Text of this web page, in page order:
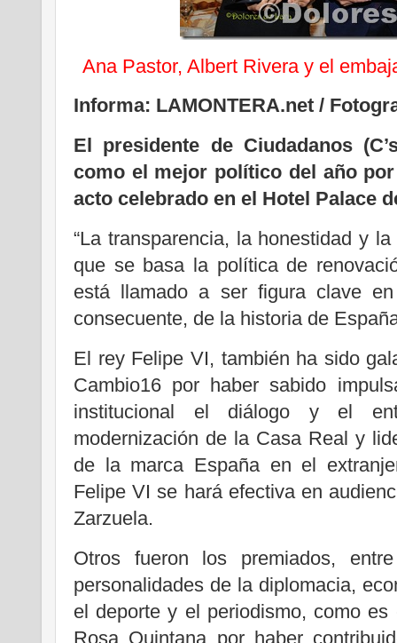
Ana Pastor, Albert Rivera y el
Informa: LAMONTERA.net /
El presidente de Ciudadanos
como el mejor político del año
acto celebrado en el Hotel Palace
“La transparencia, la honestidad y
que se basa la política de
está llamado a ser figura clave
consecuente, de la historia de
El rey Felipe VI, también ha sido
Cambio16 por haber sabido
institucional el diálogo y el
modernización de la Casa Real y
de la marca España en el
Felipe VI se hará efectiva en
Zarzuela.
Otros fueron los premiados,
personalidades de la diplomacia,
el deporte y el periodismo, como
Rosa Quintana por haber